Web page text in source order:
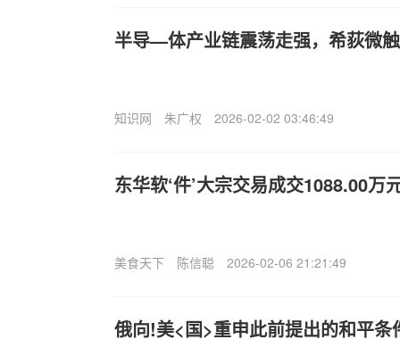
半导—体产业链震荡走强，希荻微
知识网 朱广权 2026-02-02 03:46:49
东华软‘件’大宗交易成交1088.00万
美食天下 陈信聪 2026-02-06 21:21:49
俄向!美<国>重申此前提出的和平条